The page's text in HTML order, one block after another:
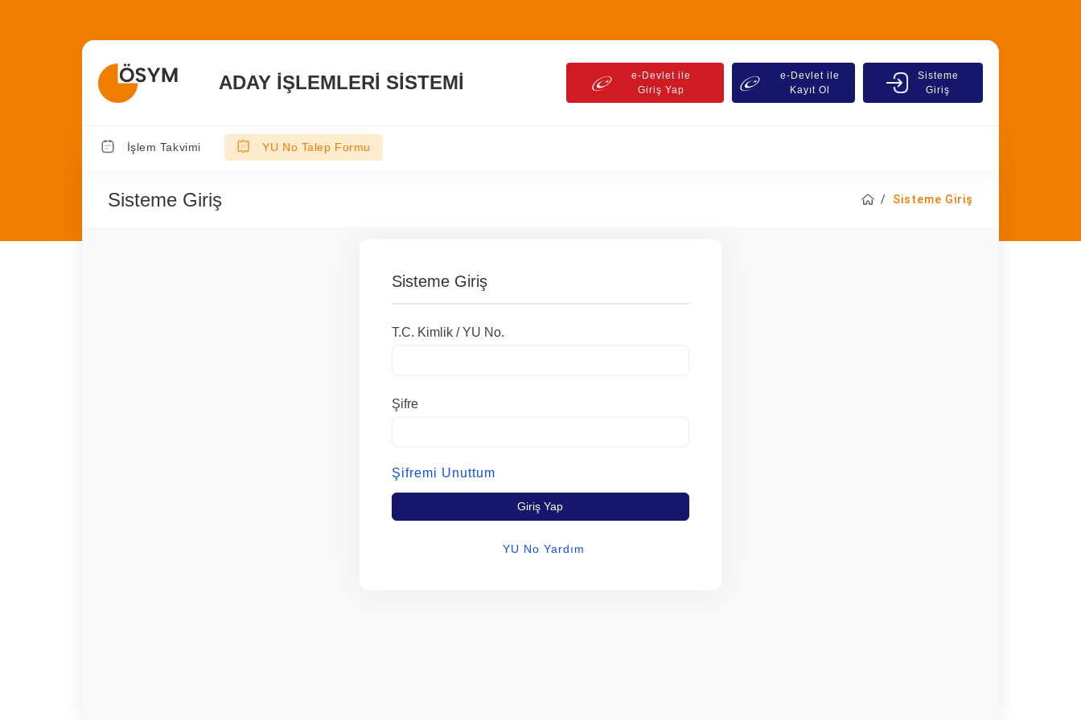
ADAY İŞLEMLERİ SİSTEMİ
e-Devlet ile
Giriş Yap
e-Devlet ile
Kayıt Ol
Sisteme
Giriş
İşlem Takvimi YU No Talep Formu
Sisteme Giriş Sisteme Giriş
Sisteme Giriş
T.C. Kimlik / YU No.
Şifre
Şifremi Unuttum
Giriş Yap
YU No Yardım